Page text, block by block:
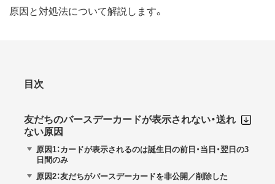
原因と対処法について解説します。
目次
友だちのバースデーカードが表示されない・送れ
ない原因
原因1：カードが表示されるのは誕生日の前日・当日・翌日の3
日間のみ
原因2：友だちがバースデーカードを非公開／削除した